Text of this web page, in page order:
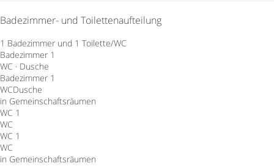
Badezimmer- und Toilettenaufteilung
1 Badezimmer und 1 Toilette/WC
Badezimmer 1
WC · Dusche
Badezimmer 1
WCDusche
in Gemeinschaftsräumen
WC 1
WC
WC 1
WC
in Gemeinschaftsräumen